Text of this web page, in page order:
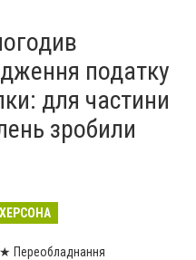
податку
для частини
зробили
Переобладнання